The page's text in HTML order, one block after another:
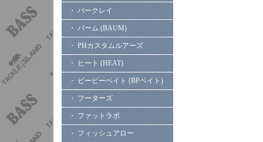
・ バークレイ
・ バーム (BAUM)
・ PHカスタムルアーズ
・ ヒート (HEAT)
・ ビーピーベイト (BPベイト)
・ フーターズ
・ ファットラボ
・ フィッシュアロー